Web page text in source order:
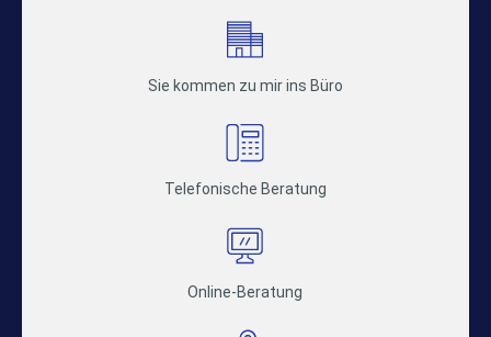
Sie kommen zu mir ins Büro
Telefonische Beratung
Online-Beratung